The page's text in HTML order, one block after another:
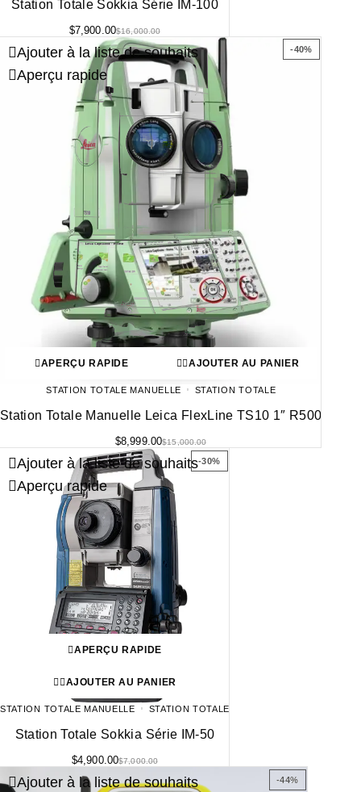
Station Totale Sokkia Série IM-100
$16,000.00
$7,900.00
-40%
Ajouter à la liste de souhaits
Aperçu rapide
APERÇU RAPIDE AJOUTER AU PANIER
STATION TOTALE MANUELLE STATION TOTALE
Station Totale Manuelle Leica FlexLine TS10 1″ R500
$15,000.00
$8,999.00
-30%
Ajouter à la liste de souhaits
Aperçu rapide
APERÇU RAPIDE
AJOUTER AU PANIER
STATION TOTALE MANUELLE STATION TOTALE
Station Totale Sokkia Série IM-50
$7,000.00
$4,900.00
-44%
Ajouter à la liste de souhaits